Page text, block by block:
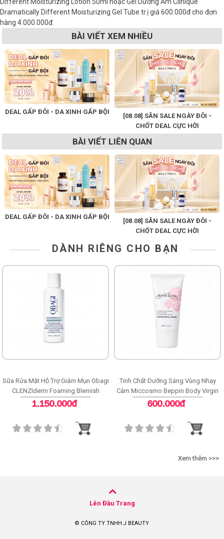
Dramatically Different Moisturizing Gel Tube tr.ị giá 600.000đ cho đơn
hàng 4.000.000đ.
BÀI VIẾT XEM NHIỀU
DEAL GẤP ĐÔI - DA XINH GẤP BỘI
[08.08] SĂN SALE NGÀY ĐÔI -
CHỐT DEAL CỰC HỜI
BÀI VIẾT LIÊN QUAN
DEAL GẤP ĐÔI - DA XINH GẤP BỘI
[08.08] SĂN SALE NGÀY ĐÔI -
CHỐT DEAL CỰC HỜI
DÀNH RIÊNG CHO BẠN
Sữa Rửa Mặt Hỗ Trợ Giảm Mụn Obagi
CLENZIderm Foaming Blemish
Cleanser
1.150.000đ
Tinh Chất Dưỡng Sáng Vùng Nhạy
Cảm Miccosmo Beppin Body Virgin
White Serum
600.000đ
Xem thêm >>>
Lên Đầu Trang
© CÔNG TY TNHH J BEAUTY